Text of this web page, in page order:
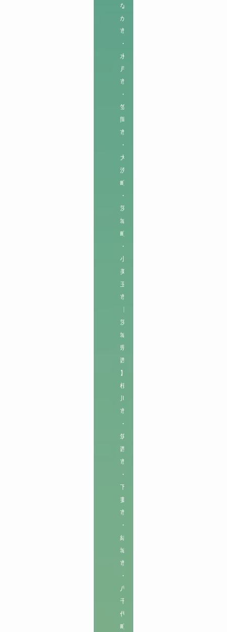
な
か
市
・
水
戸
市
・
笠
間
市
・
大
洗
町
・
茨
城
町
・
小
美
玉
市
茨
城
県
西
】
桜
川
市
・
筑
西
市
・
下
妻
市
・
結
城
市
・
八
千
代
町